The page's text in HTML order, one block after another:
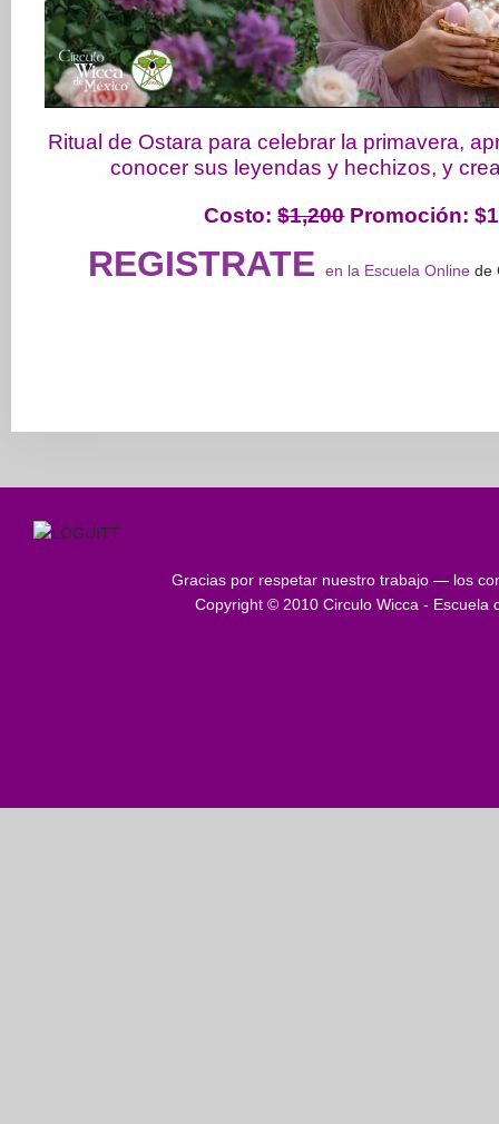
Ritual de Ostara para celebrar la primavera,
conocer sus leyendas y hechizos, y
Costo:$1,200Promoción:
REGISTRATE en la Escuela Onlinede
Gracias por respetar nuestro trabajo — los
Copyright © 2010 Circulo Wicca - Escuela